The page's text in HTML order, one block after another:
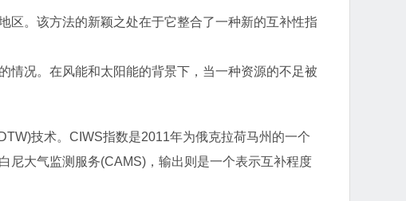
区。该方法的新颖之处在于它整合了一种新的互补性指
情况。在风能和太阳能的背景下，当一种资源的不足被
技术。CIWS指数是2011年为俄克拉荷马州的一个
尼大气监测服务(CAMS)，输出则是一个表示互补程度